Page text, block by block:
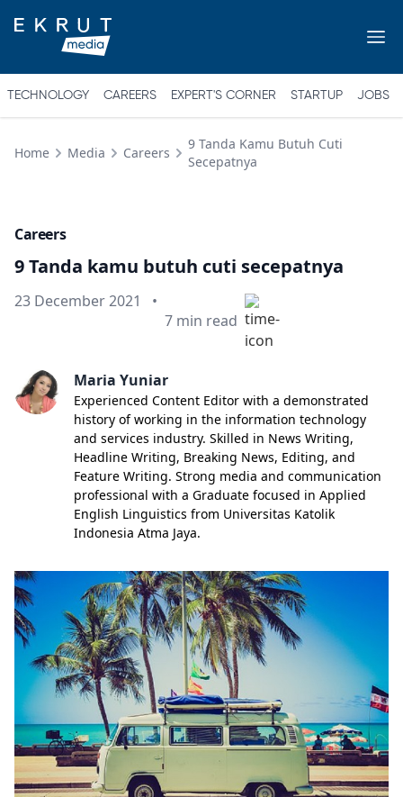
TECHNOLOGY CAREERS EXPERT'S CORNER STARTUP JOBS
Home Media Careers
9 Tanda Kamu Butuh Cuti
Secepatnya
Careers
9 Tanda kamu butuh cuti secepatnya
Published on
23 December 2021
•
Min read
7 min read
Maria Yuniar
Experienced Content Editor with a demonstrated
history of working in the information technology
and services industry. Skilled in News Writing,
Headline Writing, Breaking News, Editing, and
Feature Writing. Strong media and communication
professional with a Graduate focused in Applied
English Linguistics from Universitas Katolik
Indonesia Atma Jaya.